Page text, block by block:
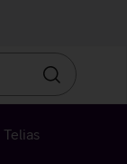
Otsin
Telias